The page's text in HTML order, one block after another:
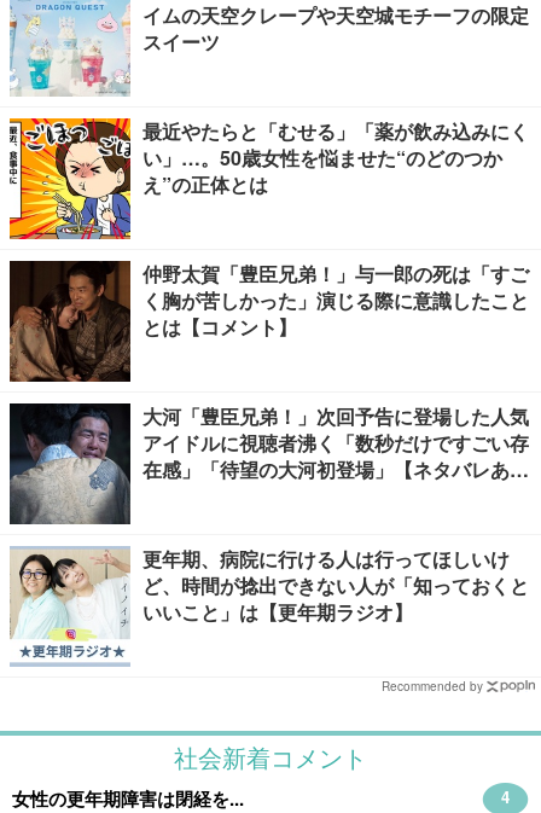
イムの天空クレープや天空城モチーフの限定
スイーツ
最近やたらと「むせる」「薬が飲み込みにく
い」…。50歳女性を悩ませた“のどのつか
え”の正体とは
仲野太賀「豊臣兄弟！」与一郎の死は「すご
く胸が苦しかった」演じる際に意識したこと
とは【コメント】
大河「豊臣兄弟！」次回予告に登場した人気
アイドルに視聴者沸く「数秒だけですごい存
在感」「待望の大河初登場」【ネタバレあ
更年期、病院に行ける人は行ってほしいけ
ど、時間が捻出できない人が「知っておくと
いいこと」は【更年期ラジオ】
Recommended by